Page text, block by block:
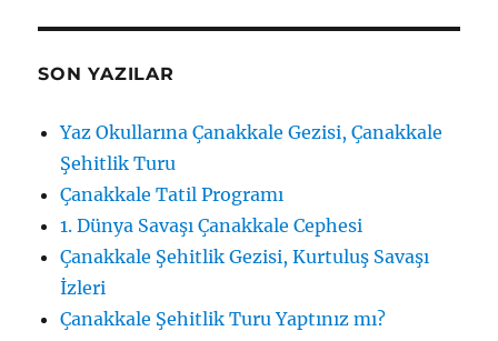
SON YAZILAR
Yaz Okullarına Çanakkale Gezisi, Çanakkale
Şehitlik Turu
Çanakkale Tatil Programı
1. Dünya Savaşı Çanakkale Cephesi
Çanakkale Şehitlik Gezisi, Kurtuluş Savaşı
İzleri
Çanakkale Şehitlik Turu Yaptınız mı?